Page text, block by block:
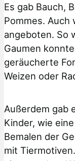
Es gab Bauch,
Pommes. Auch
angeboten. So
Gaumen
geräucherte
Weizen oder
Außerdem gab
Kinder, wie
Bemalen der
mit